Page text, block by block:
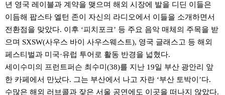
년 영국 레이블과 계약을 맺으며 해외 시장에 발을 디딘 이들은
이듬해 팝스타 엘턴 존이 자신의 라디오에서 이들을 소개하면서
전환점을 맞았다. 이후 ‘피치포크’ 등 주요 음악 매체의 주목을 받
으며 SXSW(사우스 바이 사우스웨스트), 영국 글래스고 등 해외
페스티벌과 미국·유럽 투어로 활동 반경을 넓혔다.
세이수미의 프런트퍼슨 최수미(38)를 지난 19일 부산 광안리 앞
한 카페에서 만났다. 그는 부산에서 나고 자란 ‘부산 토박이’다.
수많은 해외 러브콜과 잦은 서울 공연에도 이곳을 떠나지 않았다.